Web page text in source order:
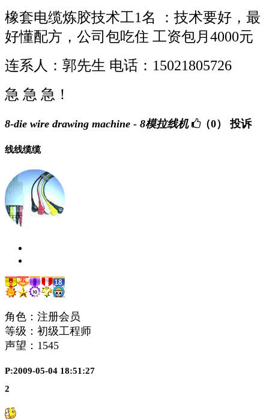
橡套电缆炼胶技术工1名 ：技术要好，最
好懂配方，公司包吃住 工资包月4000元
连系人：郭先生 电话：15021805726
急 急 急！
8-die wire drawing machine - 8模拉线机 （0） 投诉
线线缆缆
角色：注册会员
等级：初级工程师
声望： 1545
P:2009-05-04 18:51:27
2